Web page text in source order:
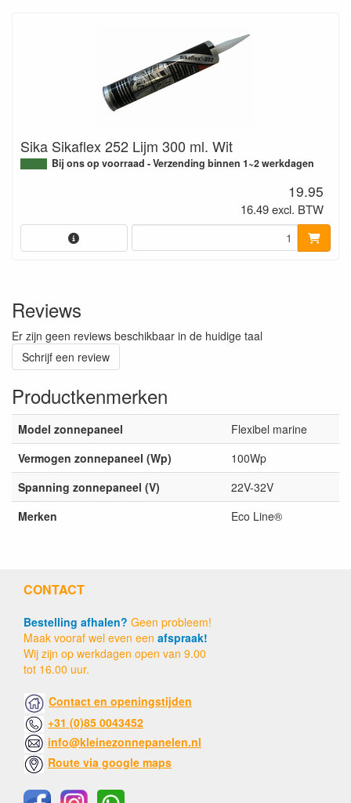
Sika Sikaflex 252 Lijm 300 ml. Wit
Bij ons op voorraad - Verzending binnen 1~2 werkdagen
19.95
16.49 excl. BTW
Reviews
Er zijn geen reviews beschikbaar in de huidige taal
Schrijf een review
Productkenmerken
Model zonnepaneel
Flexibel marine
Vermogen zonnepaneel (Wp)
100Wp
Spanning zonnepaneel (V)
22V-32V
Merken
Eco Line®
CONTACT
Bestelling afhalen? Geen probleem!
Maak vooraf wel even een afspraak!
Wij zijn op werkdagen open van 9.00
tot 16.00 uur.
Contact en openingstijden
+31 (0)85 0043452
info@kleinezonnepanelen.nl
Route via google maps